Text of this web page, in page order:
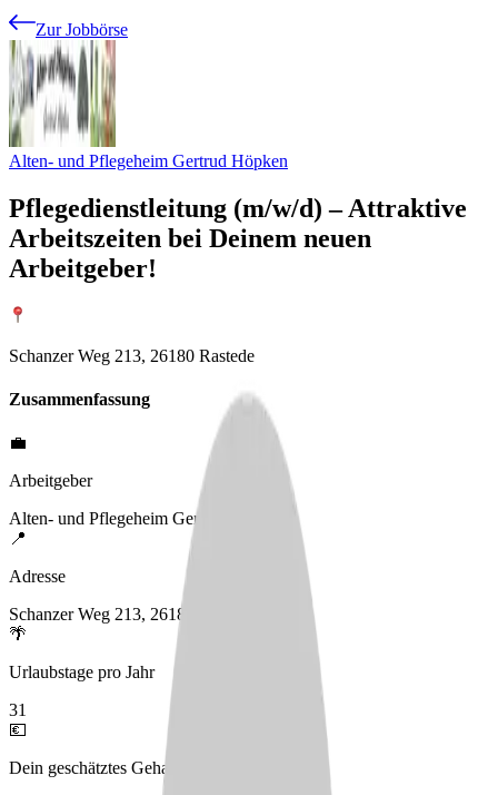
Zur Jobbörse
Alten- und Pflegeheim Gertrud Höpken
Pflegedienstleitung (m/w/d) – Attraktive
Arbeitszeiten bei Deinem neuen
Arbeitgeber!
Schanzer Weg 213, 26180 Rastede
Zusammenfassung
💼
Arbeitgeber
Alten- und Pflegeheim Gertrud Höpken
📍
Adresse
Schanzer Weg 213, 26180 Rastede
🌴
Urlaubstage pro Jahr
31
💶
Dein geschätztes Gehalt